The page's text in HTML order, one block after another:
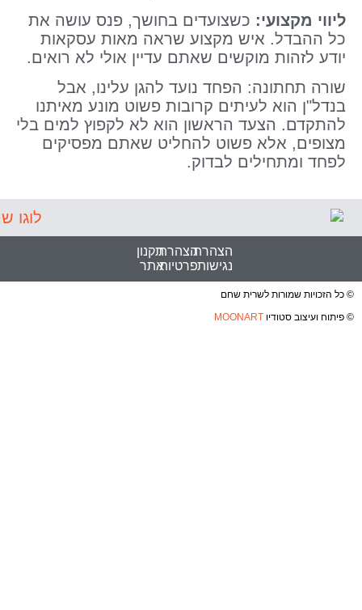
ליווי מקצועי: כשצועדים בחושך, פנס עושה את
כל ההבדל. איש מקצוע שראה מאות עסקאות
יודע לזהות מוקשים שאתם עדיין אולי לא רואים.
שורה תחתונה: הפחד נועד להגן עלינו, אבל
בנדל"ן הוא לעיתים קרובות פשוט מונע מאיתנו
להתקדם. הצעד הראשון הוא לא לקפוץ למים בלי
מצופים, אלא פשוט להחליט שאתם מפסיקים
לפחד ומתחילים לבדוק.
הצהרת
נגישות
הצהרת
פרטיות
תקנון
אתר
© כל הזכויות שמורות לשרית שחם
© פיתוח ועיצוב סטודיו MOONART